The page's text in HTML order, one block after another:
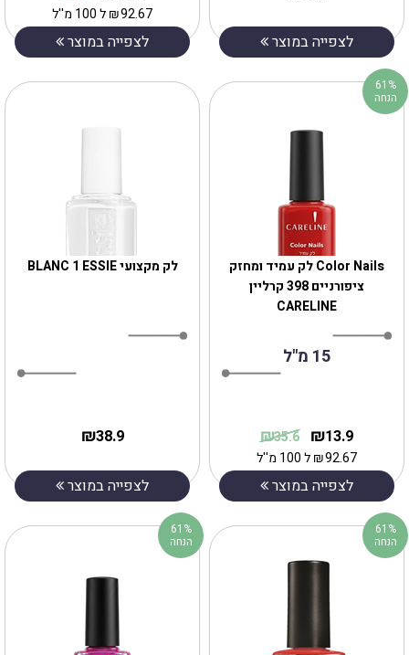
92.67
₪ל 100 מ''ל
לצפייה במוצר לצפייה במוצר
לק מקצועי BLANC 1 ESSIE
38.9
₪
לצפייה במוצר
Color Nails לק עמיד ומחזק
ציפורניים 398 קרליין
CARELINE
15 מ"ל
13.9
₪
35.6
₪
92.67
₪ל 100 מ''ל
לצפייה במוצר
61%
הנחה
61%
הנחה
61%
הנחה